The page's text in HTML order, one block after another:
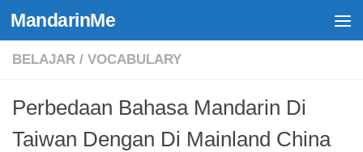
Skip to content
MandarinMe
BELAJAR / VOCABULARY
Perbedaan Bahasa Mandarin Di
Taiwan Dengan Di Mainland China